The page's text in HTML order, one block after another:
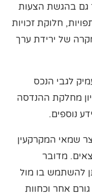
גם בהגשת הצעות
חלוקת זכויות
של ירידת ערך
לגבי הנכס
מחלקת ההנדסה
נוספים.
שמאי המקרקעין
מדובר
להשתמש בו מול
אחר וכחוות